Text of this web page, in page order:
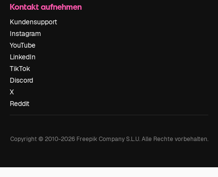
Kontakt aufnehmen
Kundensupport
Instagram
YouTube
LinkedIn
TikTok
Discord
X
Reddit
Copyright © 2010-2026Freepik Company S.L.U. Alle Rechte vorbehalten.